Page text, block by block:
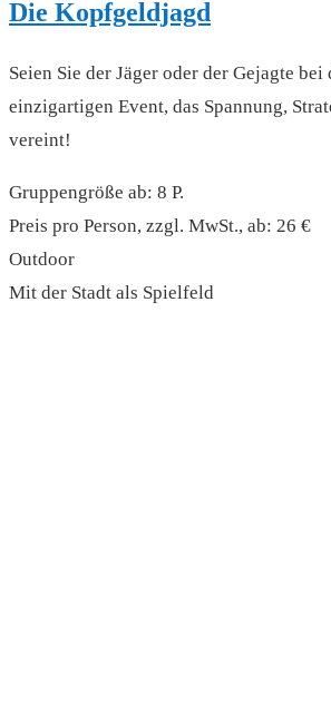
Die Kopfgeldjagd
Seien Sie der Jäger oder der Gejagte bei
einzigartigen Event, das Spannung,
vereint!
Gruppengröße ab: 8 P.
Preis pro Person, zzgl. MwSt., ab: 26 €
Outdoor
Mit der Stadt als Spielfeld